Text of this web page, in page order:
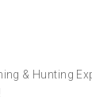
& Hunting